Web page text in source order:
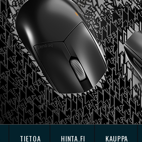
TIETOA HINTA.FI KAUPPA